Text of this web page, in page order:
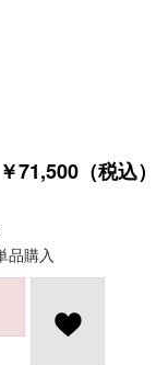
￥71,500（税込）
品購入